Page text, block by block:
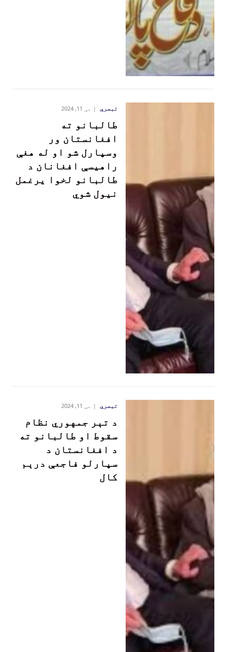
تبصرې مې 11, 2024
طالبانو ته
افغانستان ور
وسپارل شو او له هغې
راهیسې افغانان د
طالبانو لخوا یرغمل
نیول شوي
تبصرې مې 11, 2024
د تېر جمهوري نظام
سقوط او طالبانو ته
د افغانستان د
سپارلو فاجعې درېم
کال